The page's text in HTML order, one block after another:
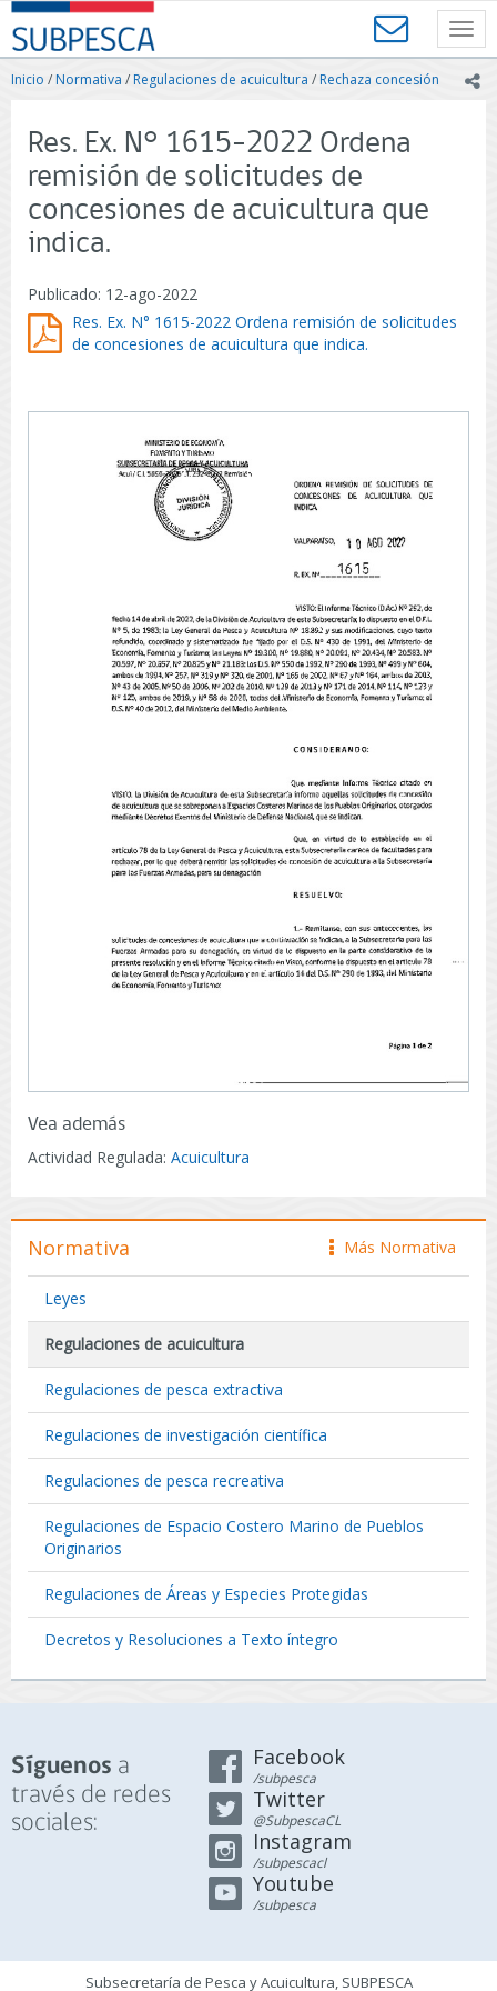
Contenido
principal
SUBPESCA
-
Subsecretaría
Acuicultura
-
Gobierno
de
Chile
Inicio /Normativa / Regulaciones de acuicultura /Rechaza concesión
Res. Ex. N° 1615-2022 Ordena
remisión de solicitudes de
concesiones de acuicultura que
indica.
Publicado: 12-ago-2022
Res. Ex. N° 1615-2022 Ordena remisión de solicitudes
de concesiones de acuicultura que indica.
Vea además
Actividad Regulada: Acuicultura
icono
Más Normativa
Normativa
Leyes
Regulaciones de acuicultura
Regulaciones de pesca extractiva
Regulaciones de investigación científica
Regulaciones de pesca recreativa
Regulaciones de Espacio Costero Marino de Pueblos
Originarios
Regulaciones de Áreas y Especies Protegidas
Decretos y Resoluciones a Texto íntegro
Síguenos a
través de redes
sociales:
Facebook
/subpesca
Twitter
@SubpescaCL
Instagram
/subpescacl
Youtube
/subpesca
Subsecretaría de Pesca y Acuicultura, SUBPESCA